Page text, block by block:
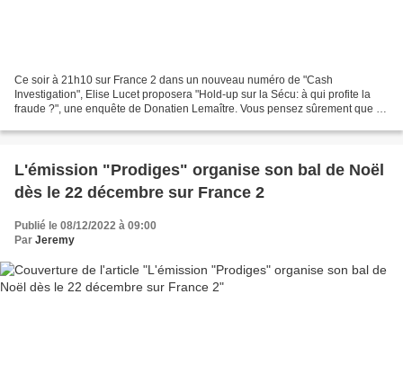
Ce soir à 21h10 sur France 2 dans un nouveau numéro de "Cash
Investigation", Elise Lucet proposera "Hold-up sur la Sécu: à qui profite la
fraude ?", une enquête de Donatien Lemaître. Vous pensez sûrement que ce
L'émission "Prodiges" organise son bal de Noël
dès le 22 décembre sur France 2
Publié le 08/12/2022 à 09:00
Par Jeremy